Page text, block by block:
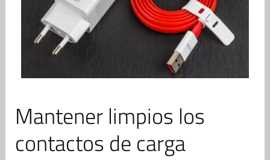
Mantener limpios los
contactos de carga